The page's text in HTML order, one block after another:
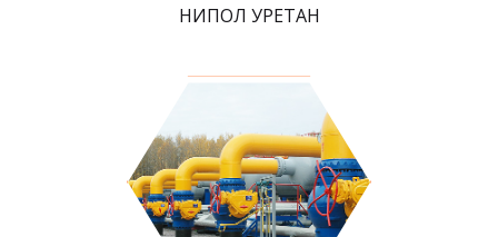
НИПОЛ УРЕТАН